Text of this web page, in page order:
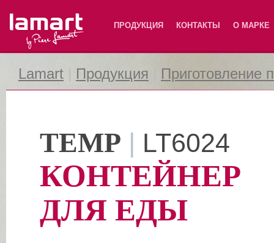
Lamart ПРОДУКЦИЯ КОНТАКТЫ О МАРКЕ
Lamart Продукция Приготовление
TEMP | LT6024
КОНТЕЙНЕР
ДЛЯ ЕДЫ